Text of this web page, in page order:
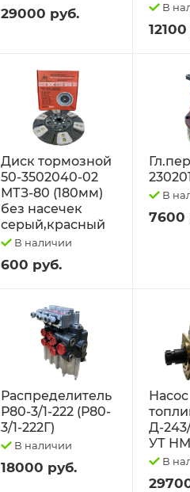
29000 руб. В
Диск тормозной
50-3502040-02
МТЗ-80 (180мм)
без насечек
серый,красный
В наличии
600 руб.
В
7600
Распределитель
Р80-3/1-222 (Р80-
3/1-222Г)
В наличии
18000 руб.
Насос
Д-
УТ
В